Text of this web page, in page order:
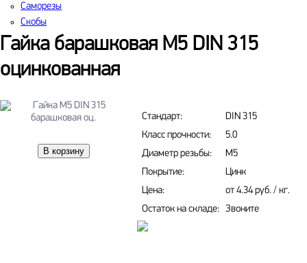
Саморезы
Скобы
Гайка барашковая М5 DIN 315
оцинкованная
В корзину
Стандарт:
DIN 315
Класс прочности:
5.0
Диаметр резьбы:
М5
Покрытие:
Цинк
Цена:
от 4.34 руб. / кг.
Остаток на складе: Звоните